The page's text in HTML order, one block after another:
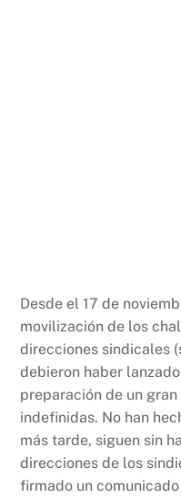
Desde el 17 de
movilización de los
direcciones sindicales
debieron haber
preparación de un
indefinidas. No han
más tarde, siguen sin
direcciones de los
firmado un